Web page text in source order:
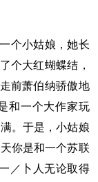
个小姑娘，她长
个大红蝴蝶结，
前萧伯纳骄傲地
和一个大作家玩
。于是，小姑娘
你是和一个苏联
／卜人无论取得